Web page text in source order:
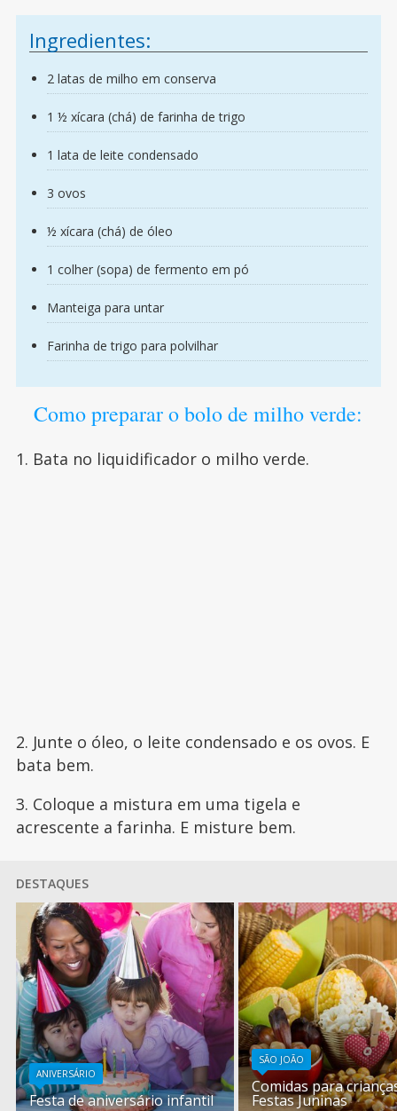
Ingredientes:
2 latas de milho em conserva
1 ½ xícara (chá) de farinha de trigo
1 lata de leite condensado
3 ovos
½ xícara (chá) de óleo
1 colher (sopa) de fermento em pó
Manteiga para untar
Farinha de trigo para polvilhar
Como preparar o bolo de milho verde:
1. Bata no liquidificador o milho verde.
2. Junte o óleo, o leite condensado e os ovos. E
bata bem.
3. Coloque a mistura em uma tigela e
acrescente a farinha. E misture bem.
DESTAQUES
ANIVERSÁRIO
Festa de aniversário infantil
SÃO JOÃO
Comidas para
Festas Juninas